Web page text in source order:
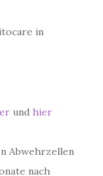
in
und hier
Abwehrzellen
nach